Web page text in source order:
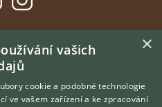
STRÁNKA
×
vašich
cookie a podobné technologie
ve vašem zařízení a ke zpracování